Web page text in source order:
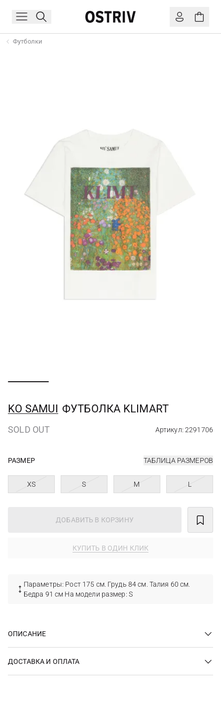
Футболки
KO SAMUI ФУТБОЛКА KLIMART
SOLD OUT Артикул: 2291706
РАЗМЕР ТАБЛИЦА РАЗМЕРОВ
XS S M L
ДОБАВИТЬ В КОРЗИНУ
КУПИТЬ В ОДИН КЛИК
Параметры: Рост 175 см. Грудь 84 см. Талия 60 см.
Бедра 91 см На модели размер: S
ОПИСАНИЕ
ДОСТАВКА И ОПЛАТА